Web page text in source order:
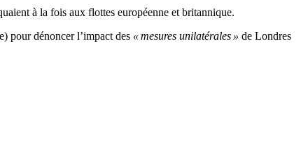
à la fois aux flottes européenne et britannique.
pour dénoncer l’impact des « mesures unilatérales » de Londres